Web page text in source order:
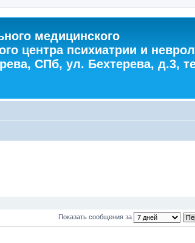
медицинского
центра психиатрии и
СПб, ул. Бехтерева, д.3,
Показать сообщения за